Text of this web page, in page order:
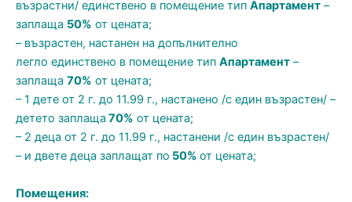
възрастни/ единствено в помещение тип Апартамент –
заплаща 50% от цената;
– възрастен, настанен на допълнително
легло единствено в помещение тип Апартамент –
заплаща 70% от цената;
– 1 дете от 2 г. до 11.99 г., настанено /с един възрастен/ –
детето заплаща 70% от цената;
– 2 деца от 2 г. до 11.99 г., настанени /с един възрастен/
– и двете деца заплащат по 50% от цената;
Помещения: